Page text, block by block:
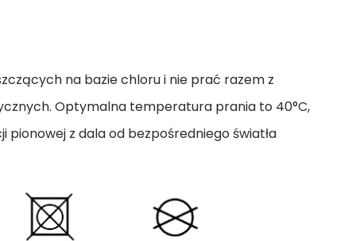
na bazie chloru i nie prać razem z
Optymalna temperatura prania to 40°C,
pionowej z dala od bezpośredniego światła